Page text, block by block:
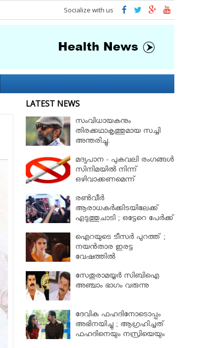
Socialize with us
LATEST NEWS
സംവിധായകനും
തിരക്കഥാകൃത്തുമായ സച്ചി
അന്തരിച്ചു.
മദ്യപാന - പുകവലി രംഗങ്ങള്‍
സിനിമയില്‍ നിന്ന്
ഒഴിവാക്കണമെന്ന്
രണ്‍വീര്‍
ആരാധകര്‍ക്കിടയിലേക്ക്
എടുത്തുചാടി ; ഒട്ടേറെ പേര്‍ക്ക്
ഐറയുടെ ടീസര്‍ പുറത്ത് ;
നയന്‍താര ഇരട്ട
വേഷത്തില്‍
സേതുരാമയ്യർ സിബിഐ
അഞ്ചാം ഭാഗം വരുന്നു
ദേവിക ഫഹദിനോടൊപ്പം
അഭിനയിച്ചു ; ആഗ്രഹിച്ചത്
ഫഹദിനെയും നസ്രിയെയും